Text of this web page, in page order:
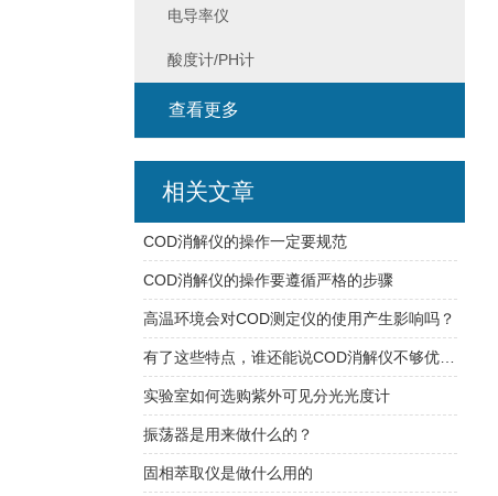
电导率仪
酸度计/PH计
查看更多
相关文章
COD消解仪的操作一定要规范
COD消解仪的操作要遵循严格的步骤
高温环境会对COD测定仪的使用产生影响吗？
有了这些特点，谁还能说COD消解仪不够优质！
实验室如何选购紫外可见分光光度计
振荡器是用来做什么的？
固相萃取仪是做什么用的